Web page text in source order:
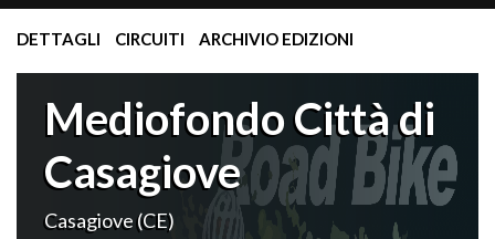
DETTAGLI CIRCUITI ARCHIVIO EDIZIONI
Mediofondo Città di
Casagiove
Casagiove (CE)